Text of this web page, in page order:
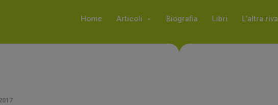
Home Articoli Biografia Libri L’altra riva